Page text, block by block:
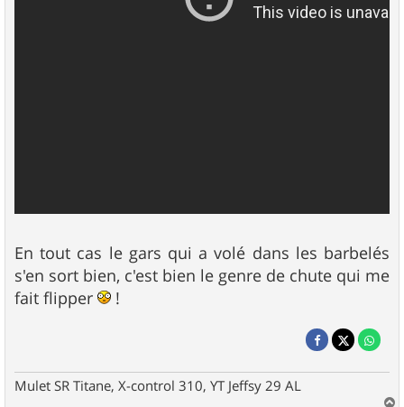
En tout cas le gars qui a volé dans les barbelés
s'en sort bien, c'est bien le genre de chute qui me
fait flipper
!
Mulet SR Titane, X-control 310, YT Jeffsy 29 AL